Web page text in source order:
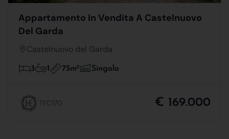
Appartamento In Vendita A Castelnuovo
Del Garda
Castelnuovo del Garda
3 1 75m2 Singolo
TFC170 € 169.000